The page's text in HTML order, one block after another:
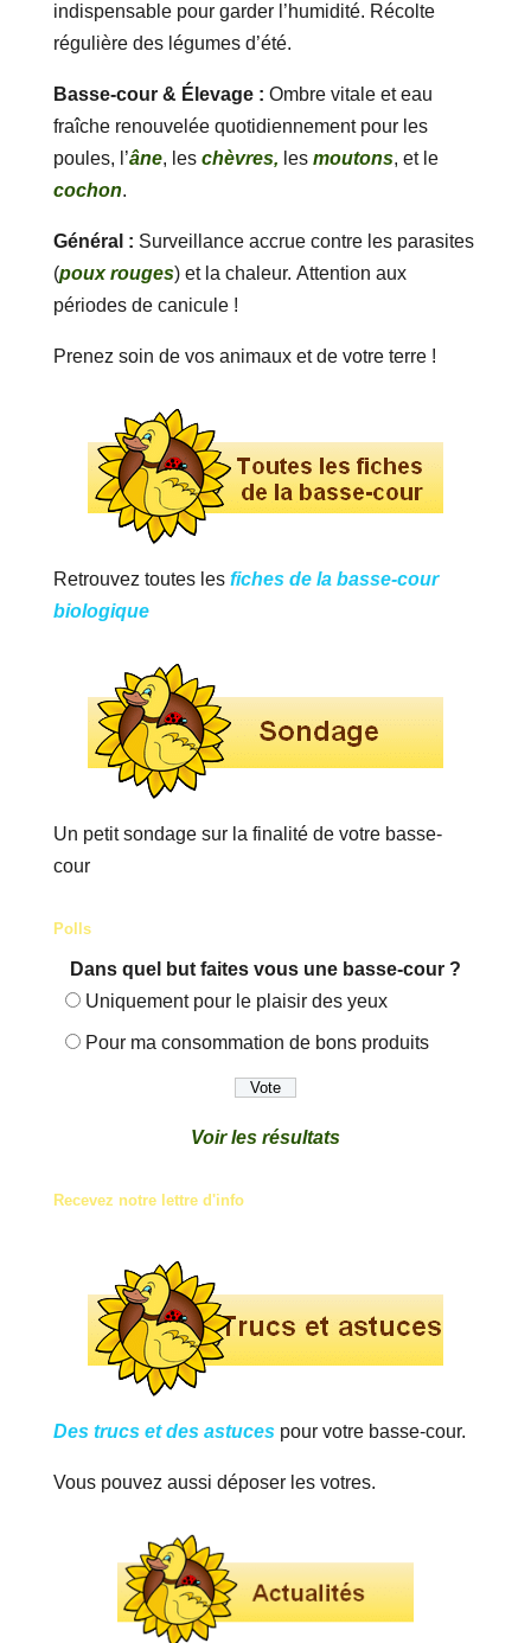
indispensable pour garder l’humidité. Récolte
régulière des légumes d’été.
Basse-cour & Élevage : Ombre vitale et eau
fraîche renouvelée quotidiennement pour les
poules, l’âne, les chèvres, les moutons, et le
cochon.
Général : Surveillance accrue contre les parasites
(poux rouges) et la chaleur. Attention aux
périodes de canicule !
Prenez soin de vos animaux et de votre terre !
Retrouvez toutes les fiches de la basse-cour
biologique
Un petit sondage sur la finalité de votre basse-
cour
Polls
Dans quel but faites vous une basse-cour ?
Uniquement pour le plaisir des yeux
Pour ma consommation de bons produits
Voir les résultats
Recevez notre lettre d'info
Des trucs et des astucespour votre basse-cour.
Vous pouvez aussi déposer les votres.